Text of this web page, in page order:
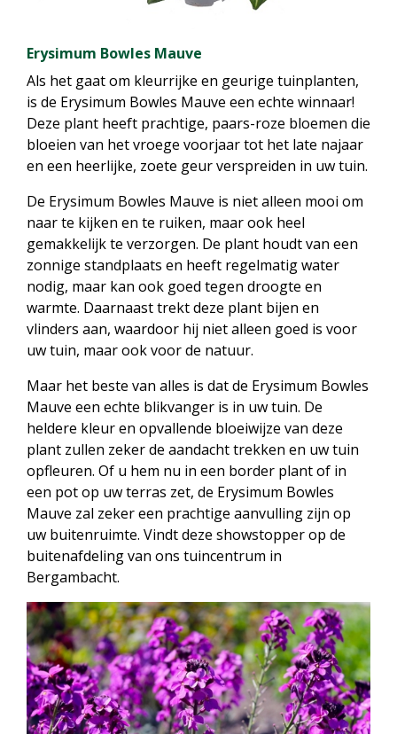
Erysimum Bowles Mauve
Als het gaat om kleurrijke en geurige tuinplanten,
is de Erysimum Bowles Mauve een echte winnaar!
Deze plant heeft prachtige, paars-roze bloemen die
bloeien van het vroege voorjaar tot het late najaar
en een heerlijke, zoete geur verspreiden in uw tuin.
De Erysimum Bowles Mauve is niet alleen mooi om
naar te kijken en te ruiken, maar ook heel
gemakkelijk te verzorgen. De plant houdt van een
zonnige standplaats en heeft regelmatig water
nodig, maar kan ook goed tegen droogte en
warmte. Daarnaast trekt deze plant bijen en
vlinders aan, waardoor hij niet alleen goed is voor
uw tuin, maar ook voor de natuur.
Maar het beste van alles is dat de Erysimum Bowles
Mauve een echte blikvanger is in uw tuin. De
heldere kleur en opvallende bloeiwijze van deze
plant zullen zeker de aandacht trekken en uw tuin
opfleuren. Of u hem nu in een border plant of in
een pot op uw terras zet, de Erysimum Bowles
Mauve zal zeker een prachtige aanvulling zijn op
uw buitenruimte. Vindt deze showstopper op de
buitenafdeling van ons tuincentrum in
Bergambacht.